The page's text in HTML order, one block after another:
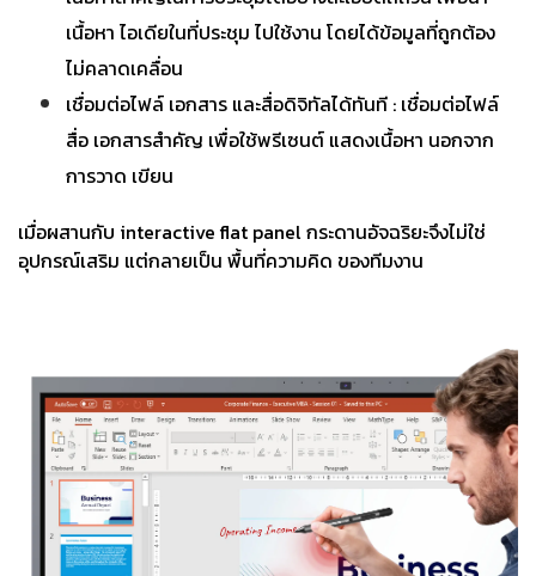
เนื้อหา ไอเดียในที่ประชุม ไปใช้งาน โดยได้ข้อมูลที่ถูกต้อง
ไม่คลาดเคลื่อน
เชื่อมต่อไฟล์ เอกสาร และสื่อดิจิทัลได้ทันที : เชื่อมต่อไฟล์
สื่อ เอกสารสำคัญ เพื่อใช้พรีเซนต์ แสดงเนื้อหา นอกจาก
การวาด เขียน
เมื่อผสานกับ interactive flat panel กระดานอัจฉริยะจึงไม่ใช่
อุปกรณ์เสริม แต่กลายเป็น พื้นที่ความคิด ของทีมงาน